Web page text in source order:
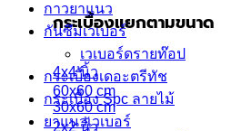
กระเบื้องแยกตามขนาด
4x4 นิ้ว
60x60 cm
30x60 cm
2x2 นิ้ว
กาวยาแนว
กันซึมเวเบอร์
เวเบอร์ดรายท๊อป
กระเบื้องเดอะตรีทัช
กระเบื้อง Spc ลายไม้
ยาแนวเวเบอร์